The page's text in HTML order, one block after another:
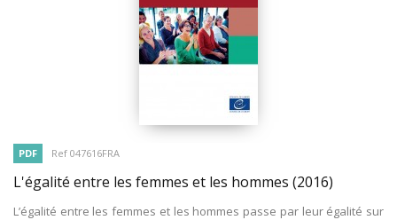
PDF Ref 047616FRA
L'égalité entre les femmes et les hommes (2016)
L’égalité entre les femmes et les hommes passe par leur égalité sur